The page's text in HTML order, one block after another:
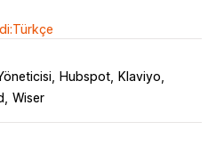
Hubspot
Klaviyo
Wiser